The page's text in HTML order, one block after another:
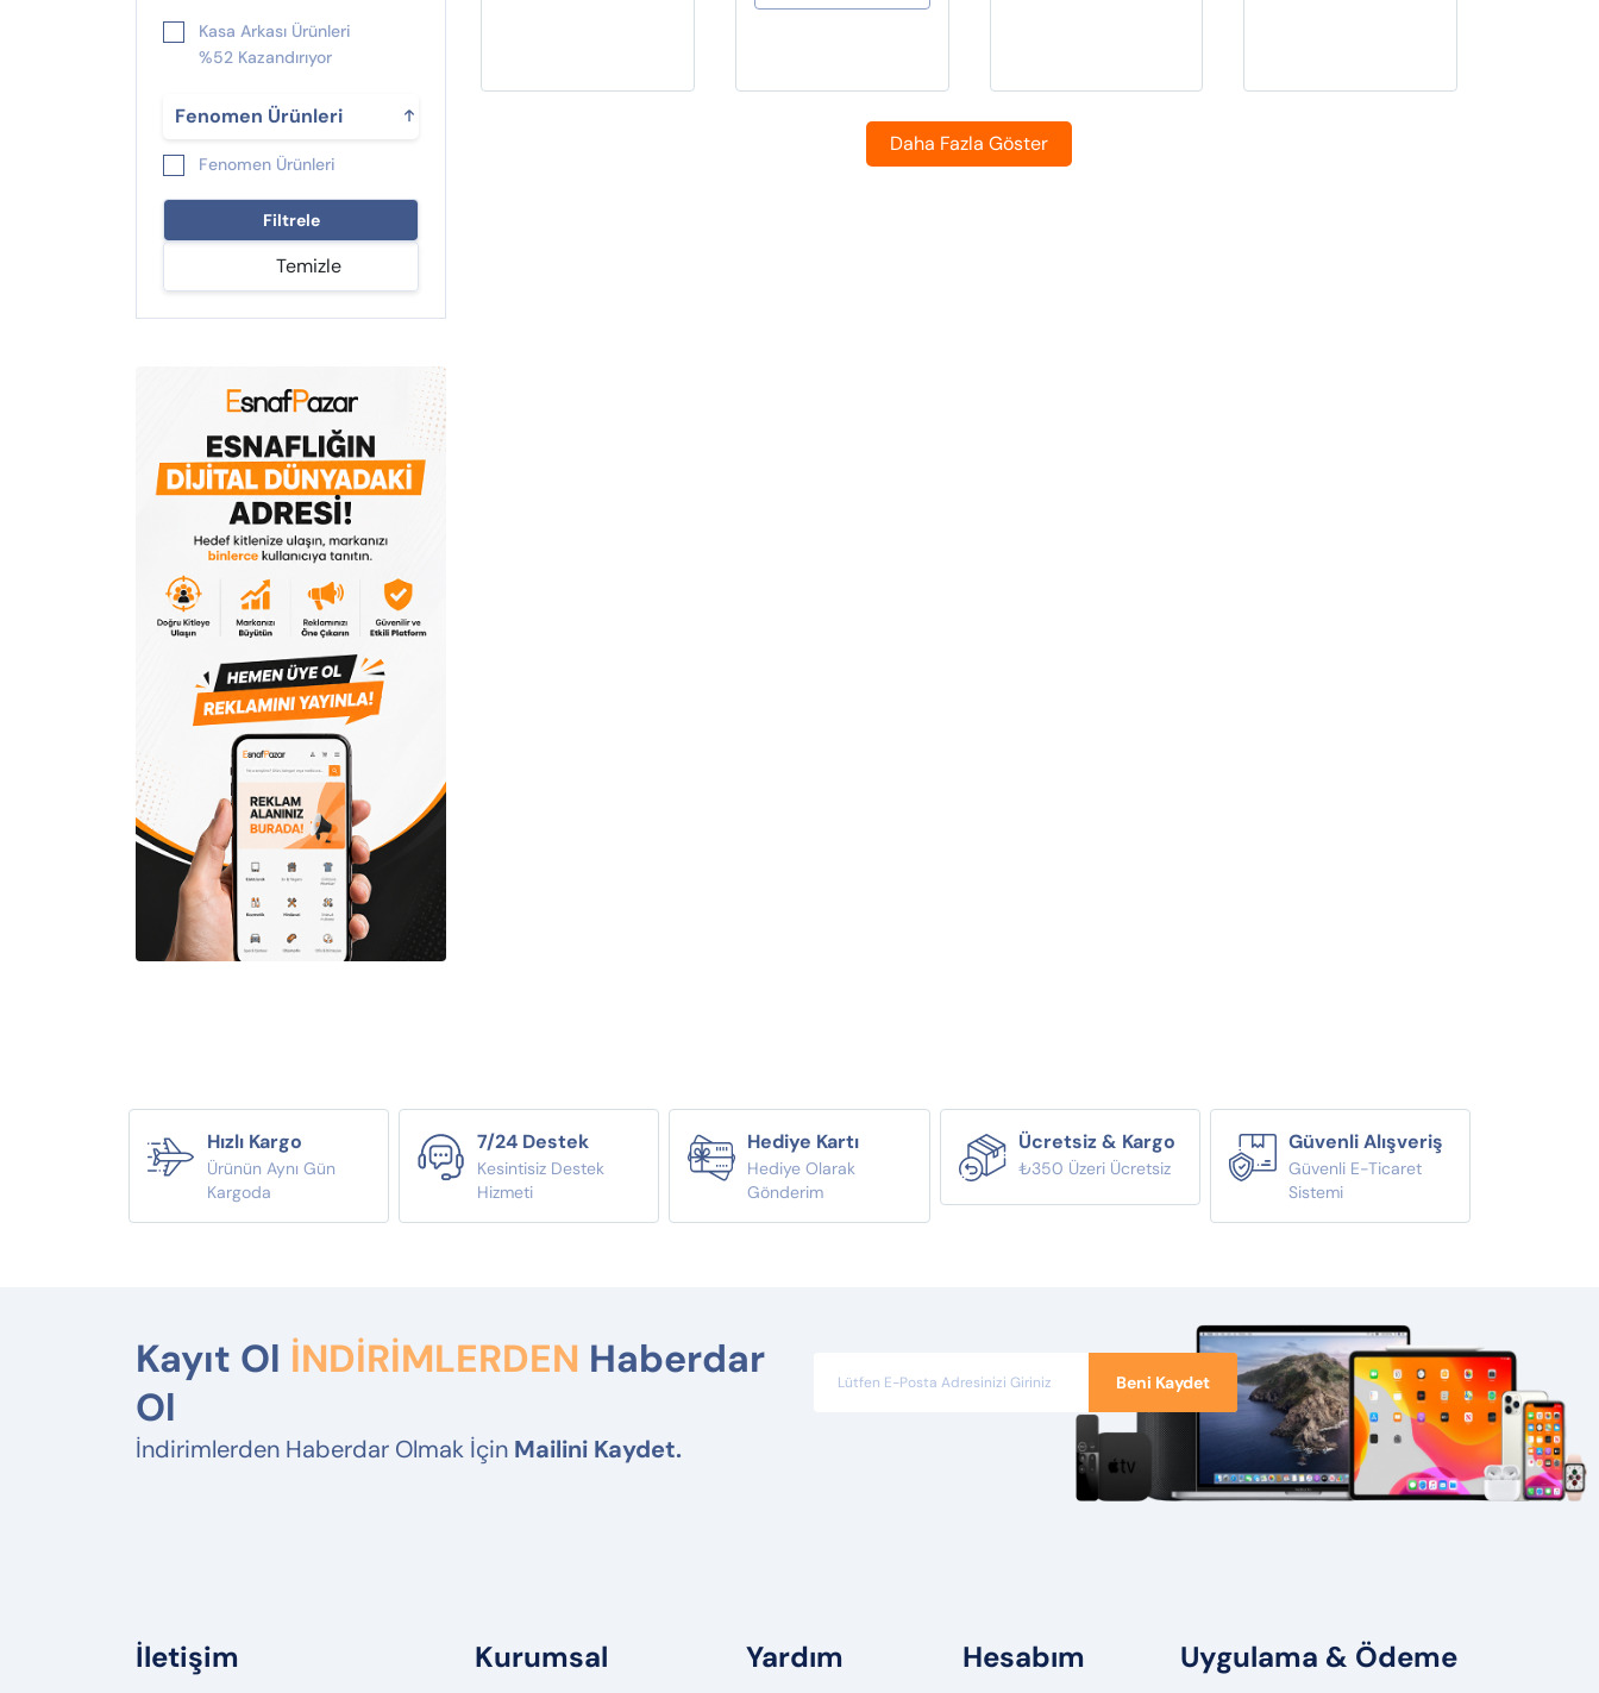
Daha Fazla Göster
Kasa Arkası Ürünleri
%52 Kazandırıyor
Fırsat Tabelası %15
Sürekli İndirim
Bekliyor
İndirimliler
Fenomen Ürünleri
Fenomen Ürünleri
Filtrele
Temizle
Hızlı Kargo
Ürünün Aynı Gün
Kargoda
7/24 Destek
Kesintisiz Destek
Hizmeti
Hediye Kartı
Hediye Olarak
Gönderim
Ücretsiz & Kargo
₺350 Üzeri Ücretsiz
Güvenli Alışveriş
Güvenli E-Ticaret
Sistemi
Kayıt Ol İNDİRİMLERDEN Haberdar
Ol
İndirimlerden Haberdar Olmak İçin Mailini Kaydet.
Beni Kaydet
İletişim Kurumsal Yardım Hesabım Uygulama & Ödeme